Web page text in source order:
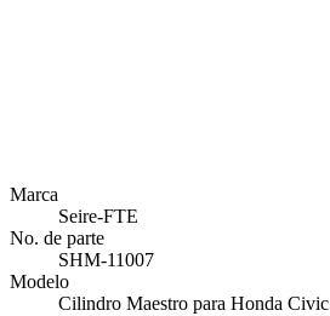
Marca
Seire-FTE
No. de parte
SHM-11007
Modelo
Cilindro Maestro para Honda Civic